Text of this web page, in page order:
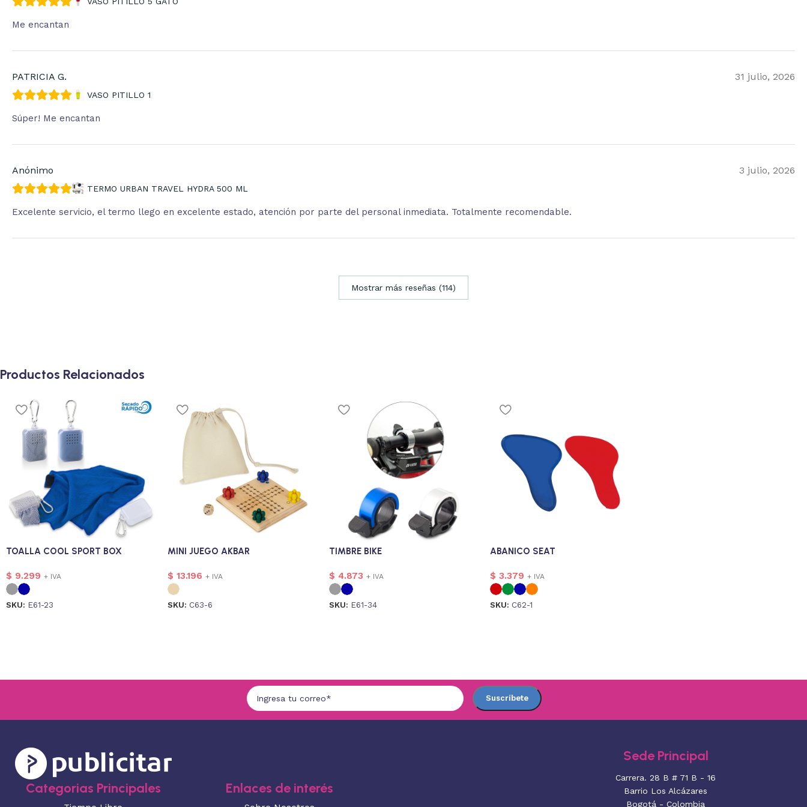
Me encantan
PATRICIA G. 31 julio, 2026
VASO PITILLO 1
Súper! Me encantan
Anónimo 3 julio, 2026
TERMO URBAN TRAVEL HYDRA 500 ML
Excelente servicio, el termo llego en excelente estado, atención por parte del personal inmediata. Totalmente recomendable.
Mostrar más reseñas (114)
Productos Relacionados
TOALLA COOL SPORT BOX
$ 9.299 + IVA
SKU: E61-23
MINI JUEGO AKBAR
$ 13.196 + IVA
SKU: C63-6
TIMBRE BIKE
$ 4.873 + IVA
SKU: E61-34
ABANICO SEAT
$ 3.379 + IVA
SKU: C62-1
Categorias Principales Enlaces de interés
Sede Principal
Carrera. 28 B # 71 B - 16
Barrio Los Alcázares
Bogotá - Colombia